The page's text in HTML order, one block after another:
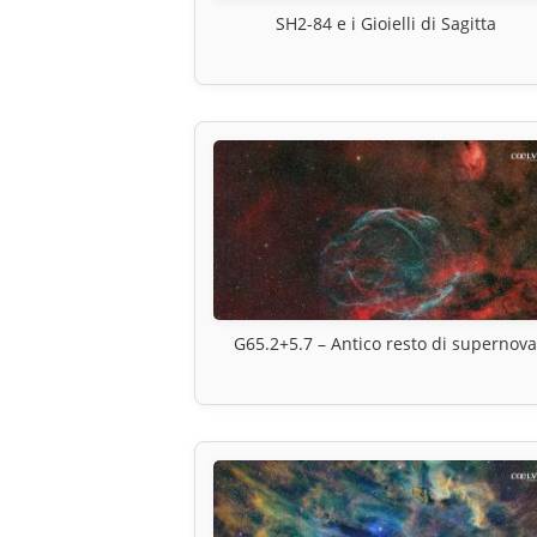
SH2-84 e i Gioielli di Sagitta
G65.2+5.7 – Antico resto di supernova